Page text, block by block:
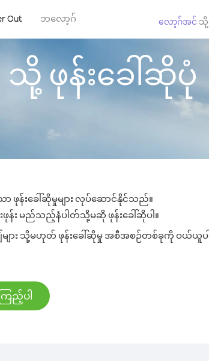
Out ဘလော့ဂ် လော့ဂ်အင်
သို့ ဖုန်းခေါ်ဆိုပုံ
ဖုန်းခေါ်ဆိုမှုများ လုပ်ဆောင်နိုင်သည်။
ဖုန်း မည်သည့်နံပါတ်သို့မဆို ဖုန်းခေါ်ဆိုပါ။
များ သို့မဟုတ် ဖုန်းခေါ်ဆိုမှု အစီအစဉ်တစ်ခုကို ဝယ်ယူပ
ြည့်ပါ